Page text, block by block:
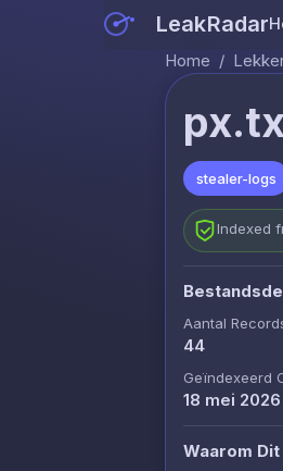
LeakRadar
Home /
stealer-logs
Indexed
Aantal
44
Geïndexeerd
18 mei 2026
Waarom